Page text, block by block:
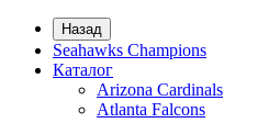
Назад
Seahawks Champions
Каталог
Arizona Cardinals
Atlanta Falcons